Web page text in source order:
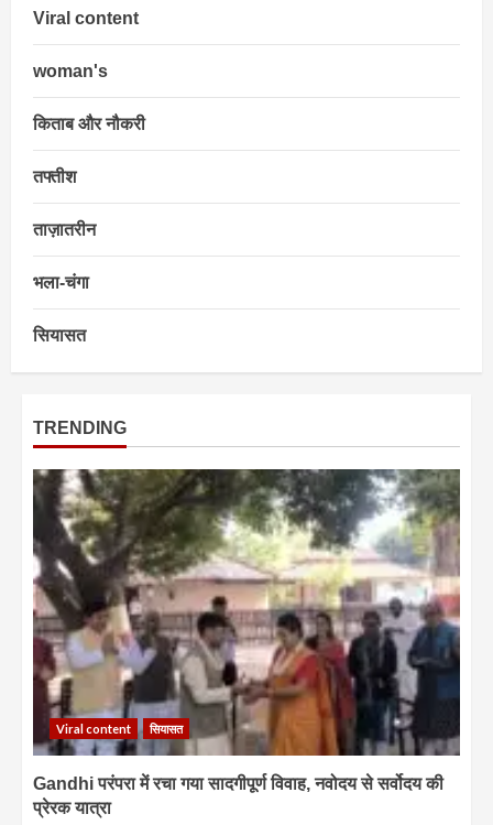
Viral content
woman's
किताब और नौकरी
तफ्तीश
ताज़ातरीन
भला-चंगा
सियासत
TRENDING
Viral content सियासत
Gandhi परंपरा में रचा गया सादगीपूर्ण विवाह, नवोदय से सर्वोदय की
प्रेरक यात्रा